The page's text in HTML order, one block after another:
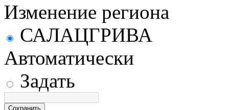
Изменение региона
САЛАЦГРИВА
Автоматически
Задать